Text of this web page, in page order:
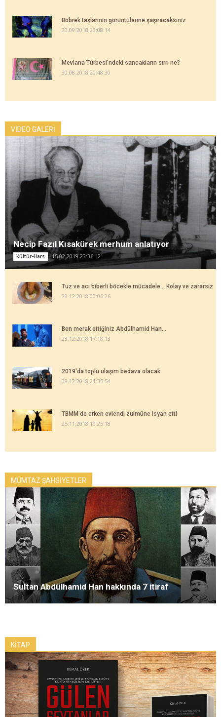
Böbrek taşlarının görüntülerine şaşıracaksınız
20.09.2018 23:08:14
Mevlana Türbesi'ndeki sancakların sırrı ne?
30.08.2018 20:48:30
VİDEO GALERİ
Necip Fazıl Kısakürek merhum anlatıyor
Kültür-Hars 15.02.2019 23:36:42
Tuz ve acı biberli böcekle mücadele... Kolay ve zararsız
29.12.2018 00:06:26
Ben merak ettiğiniz Abdülhamid Han...
23.12.2018 17:18:13
2019'da toplu ulaşım bedava olacak
08.12.2018 21:35:54
TBMM'de erken evlendi zulmüne isyan etti
25.11.2018 19:25:18
MÜMTAZ ŞAHSİYETLER
Sultan Abdülhamid Han hakkında 7 itiraf
KİTAP